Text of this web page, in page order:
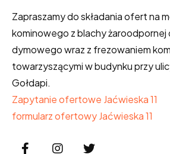
Zapraszamy do składania ofert na
kominowego z blachy żaroodpornej
dymowego wraz z frezowaniem
towarzyszącymi w budynku przy
Gołdapi.
Zapytanie ofertowe Jaćwieska 11
formularz ofertowy Jaćwieska 11